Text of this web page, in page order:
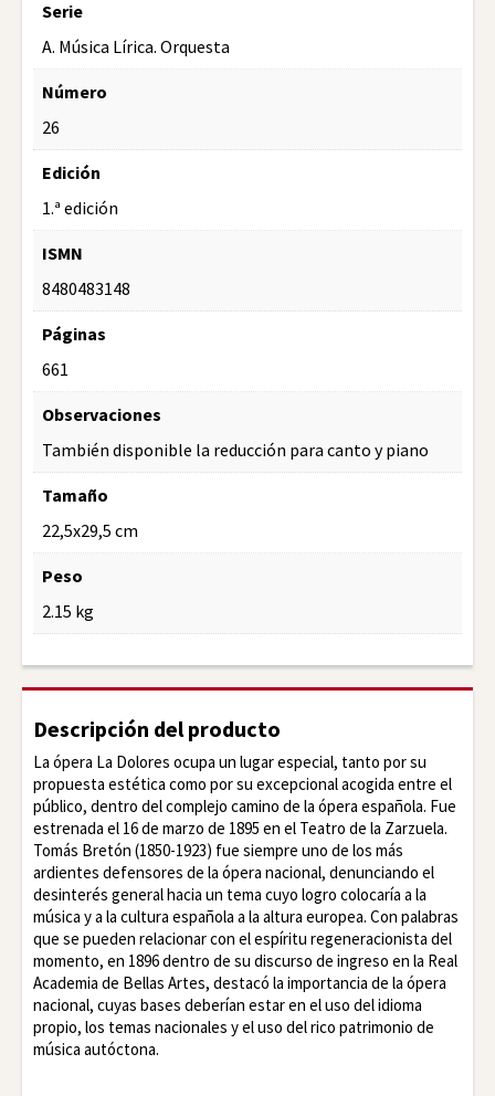
Serie
A. Música Lírica. Orquesta
Número
26
Edición
1.ª edición
ISMN
8480483148
Páginas
661
Observaciones
También disponible la reducción para canto y piano
Tamaño
22,5x29,5 cm
Peso
2.15 kg
Descripción del producto
La ópera La Dolores ocupa un lugar especial, tanto por su
propuesta estética como por su excepcional acogida entre el
público, dentro del complejo camino de la ópera española. Fue
estrenada el 16 de marzo de 1895 en el Teatro de la Zarzuela.
Tomás Bretón (1850-1923) fue siempre uno de los más
ardientes defensores de la ópera nacional, denunciando el
desinterés general hacia un tema cuyo logro colocaría a la
música y a la cultura española a la altura europea. Con palabras
que se pueden relacionar con el espíritu regeneracionista del
momento, en 1896 dentro de su discurso de ingreso en la Real
Academia de Bellas Artes, destacó la importancia de la ópera
nacional, cuyas bases deberían estar en el uso del idioma
propio, los temas nacionales y el uso del rico patrimonio de
música autóctona.